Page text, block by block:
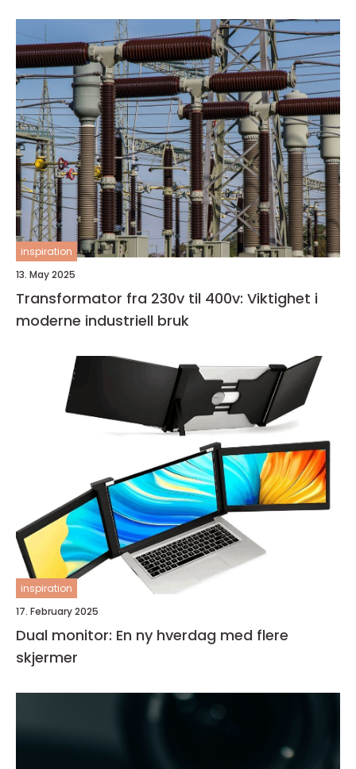
inspiration
13. May 2025
Transformator fra 230v til 400v: Viktighet i
moderne industriell bruk
inspiration
17. February 2025
Dual monitor: En ny hverdag med flere
skjermer